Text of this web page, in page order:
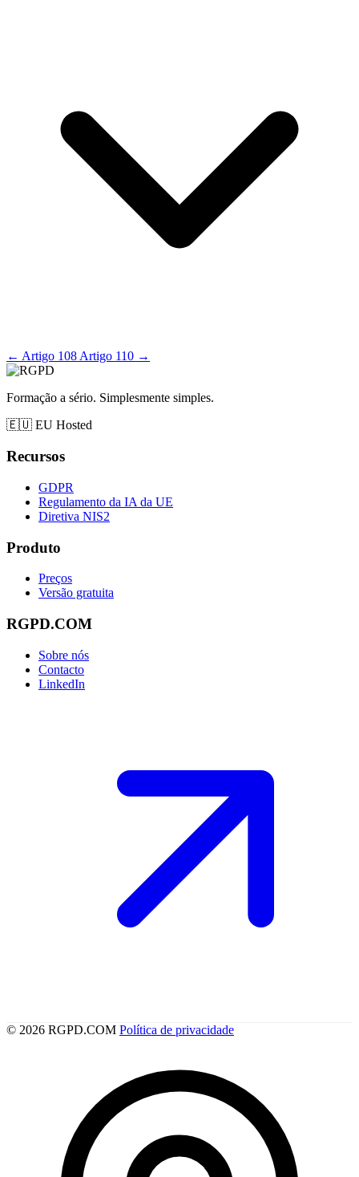
← Artigo 108 Artigo 110 →
Formação a sério. Simplesmente simples.
🇪🇺 EU Hosted
Recursos
GDPR
Regulamento da IA da UE
Diretiva NIS2
Produto
Preços
Versão gratuita
RGPD.COM
Sobre nós
Contacto
LinkedIn
© 2026 RGPD.COM Política de privacidade